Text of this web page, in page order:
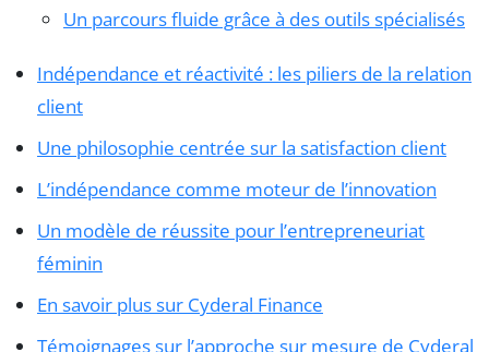
Un parcours fluide grâce à des outils spécialisés
Indépendance et réactivité : les piliers de la relation
client
Une philosophie centrée sur la satisfaction client
L’indépendance comme moteur de l’innovation
Un modèle de réussite pour l’entrepreneuriat
féminin
En savoir plus sur Cyderal Finance
Témoignages sur l’approche sur mesure de Cyderal